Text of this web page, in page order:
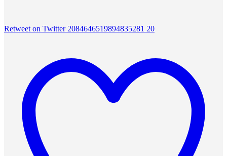
Retweet on Twitter 2084646519894835281 20